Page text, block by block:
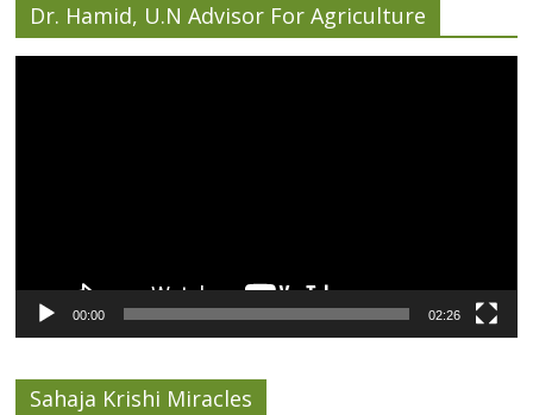
Dr. Hamid, U.N Advisor For Agriculture
00:00 02:26
Sahaja Krishi Miracles